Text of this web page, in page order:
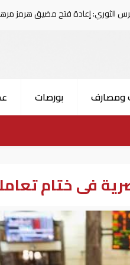
مضيق هرمز مرهونة بقبول واشنطن
ومصارف بورصات
فى ختام